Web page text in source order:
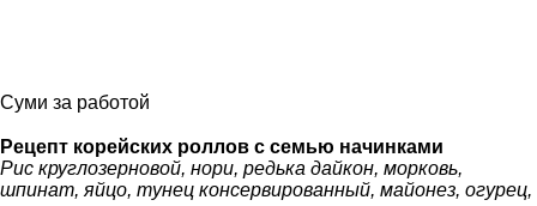
Суми за работой
Рецепт корейских роллов с семью начинками
Рис круглозерновой, нори, редька дайкон, морковь,
шпинат, яйцо, тунец консервированный, майонез, огурец,